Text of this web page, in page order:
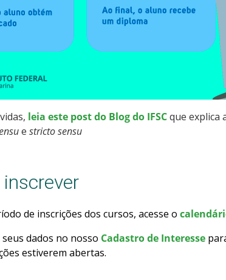
leia este post do Blog do IFSCque explica
e stricto sensu
de inscrições dos cursos, acesse o
seus dados no nosso Cadastro de Interesse
estiverem abertas.